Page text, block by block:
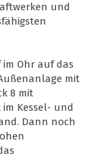
und
Ohr auf das
mit
8 mit
Kessel- und
Dann noch